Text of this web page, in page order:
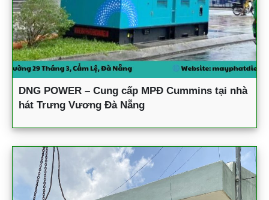
DNG POWER – Cung cấp MPĐ Cummins tại nhà
hát Trưng Vương Đà Nẵng